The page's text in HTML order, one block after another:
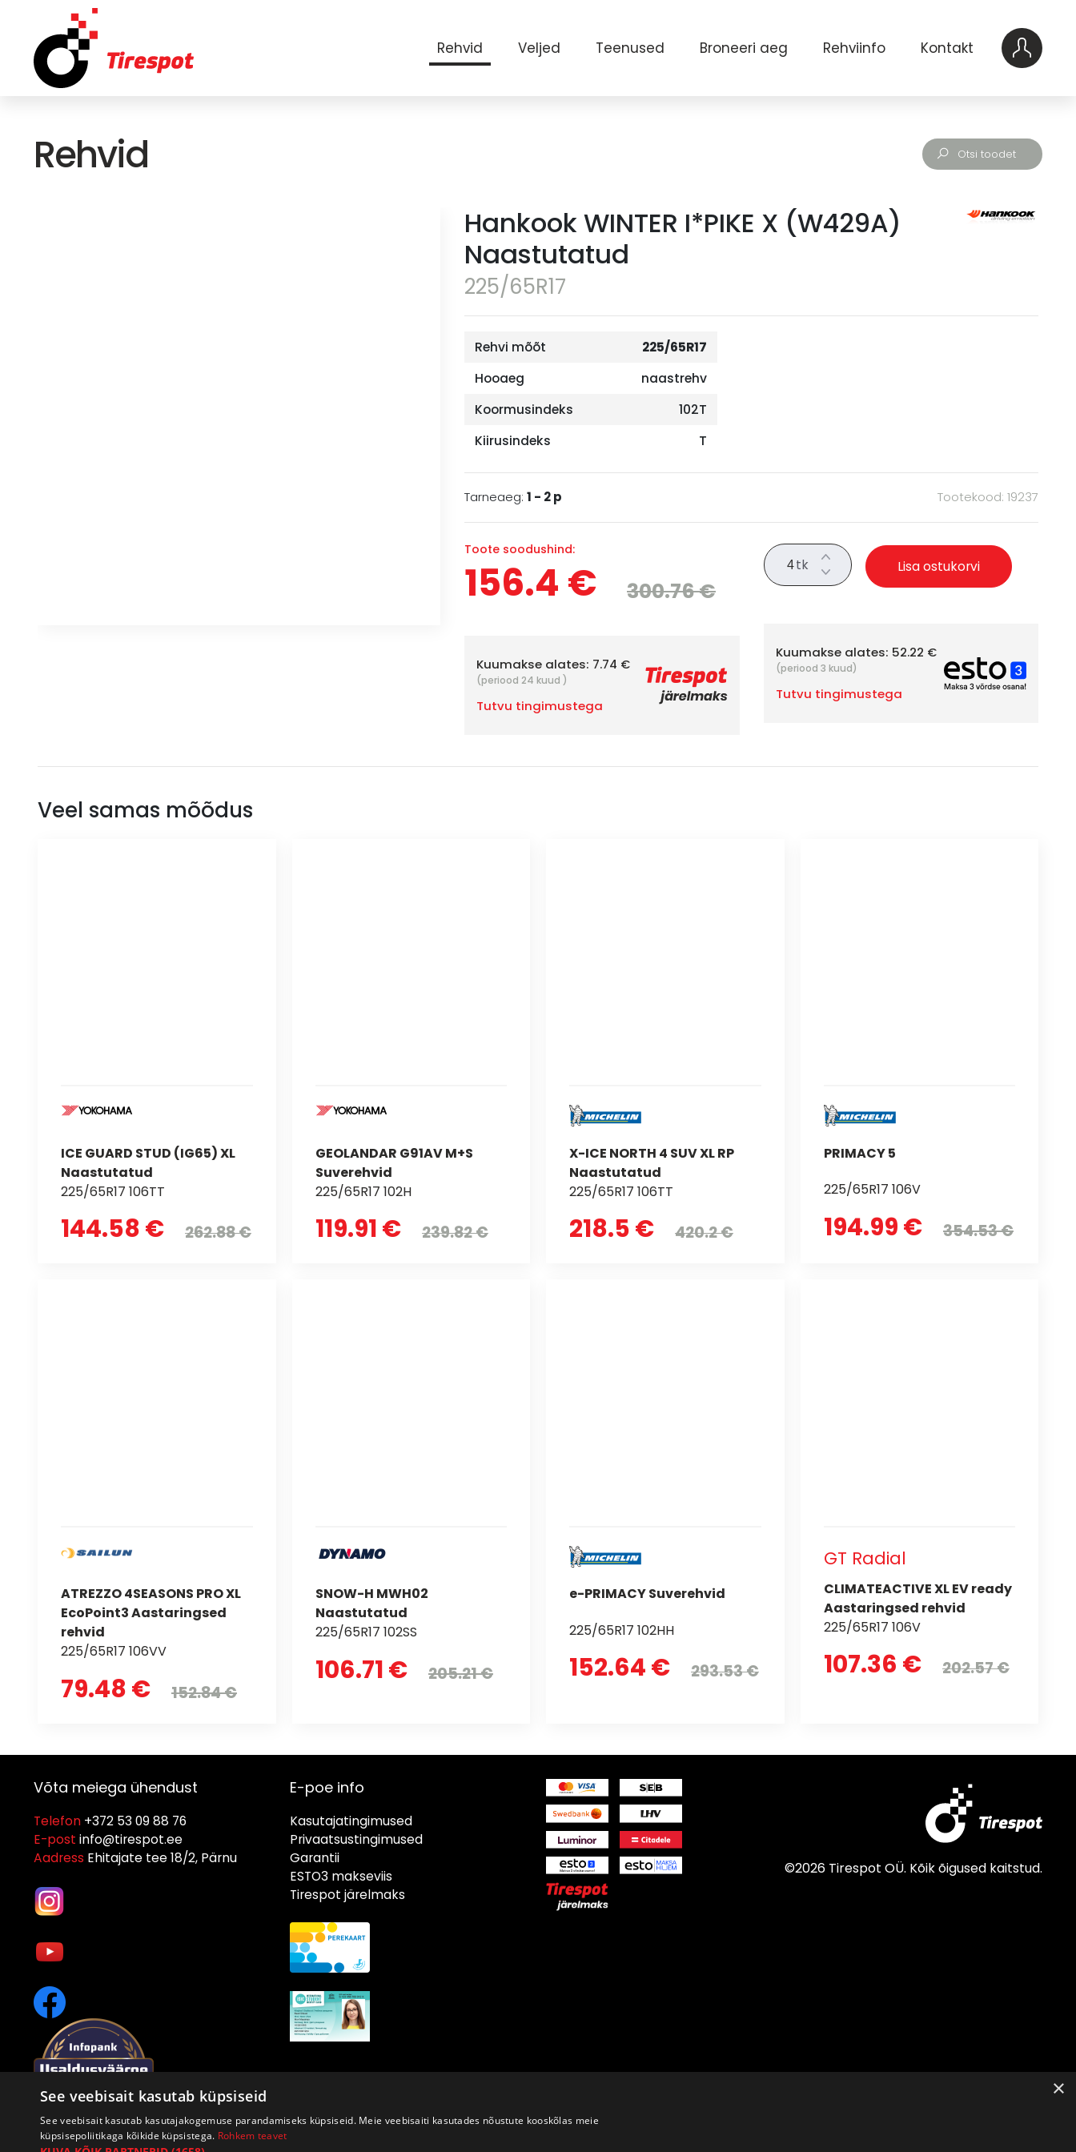
Rehvid Veljed Teenused Broneeri aeg Rehviinfo Kontakt
Rehvid
225/65R17
Hankook WINTER I*PIKE X (W429A)
Naastutatud
Rehvi mõõt
225/65R17
Hooaeg
naastrehv
Koormusindeks
102T
Kiirusindeks
T
Tarneaeg:1 - 2 p Tootekood: 19237
Toote soodushind:
156.4 € 300.76 €
tk Lisa ostukorvi
Kuumakse alates: 7.74 €
(periood 24 kuud )
Tutvu tingimustega
Kuumakse alates: 52.22 €
(periood 3 kuud)
Tutvu tingimustega
Veel samas mõõdus
ICE GUARD STUD (IG65) XL
Naastutatud
225/65R17 106TT
144.58 € 262.88 €
GEOLANDAR G91AV M+S
Suverehvid
225/65R17 102H
119.91 € 239.82 €
X-ICE NORTH 4 SUV XL RP
Naastutatud
225/65R17 106TT
218.5 € 420.2 €
PRIMACY 5
225/65R17 106V
194.99 € 354.53 €
ATREZZO 4SEASONS PRO XL
EcoPoint3 Aastaringsed
rehvid
225/65R17 106VV
79.48 € 152.84 €
SNOW-H MWH02
Naastutatud
225/65R17 102SS
106.71 € 205.21 €
e-PRIMACY Suverehvid
225/65R17 102HH
152.64 € 293.53 €
GT Radial
CLIMATEACTIVE XL EV ready
Aastaringsed rehvid
225/65R17 106V
107.36 € 202.57 €
Võta meiega ühendust
Telefon +372 53 09 88 76
E-post info@tirespot.ee
Aadress Ehitajate tee 18/2, Pärnu
E-poe info
Kasutajatingimused
Privaatsustingimused
Garantii
ESTO3 makseviis
Tirespot järelmaks
©2026 Tirespot OÜ. Kõik õigused kaitstud.
×
See veebisait kasutab küpsiseid
See veebisait kasutab kasutajakogemuse parandamiseks küpsiseid. Meie veebisaiti kasutades nõustute kooskõlas meie
küpsisepoliitikaga kõikide küpsistega. Rohkem teavet